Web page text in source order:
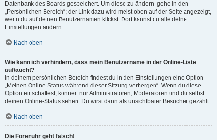
Datenbank des Boards gespeichert. Um diese zu ändern, gehe in den
„Persönlichen Bereich“; der Link dazu wird meist oben auf der Seite angezeigt,
wenn du auf deinen Benutzernamen klickst. Dort kannst du alle deine
Einstellungen ändern.
Nach oben
Wie kann ich verhindern, dass mein Benutzername in der Online-Liste
auftaucht?
In deinem persönlichen Bereich findest du in den Einstellungen eine Option
„Meinen Online-Status während dieser Sitzung verbergen“. Wenn du diese
Option einschaltest, können nur Administratoren, Moderatoren und du selbst
deinen Online-Status sehen. Du wirst dann als unsichtbarer Besucher gezählt.
Nach oben
Die Forenuhr geht falsch!